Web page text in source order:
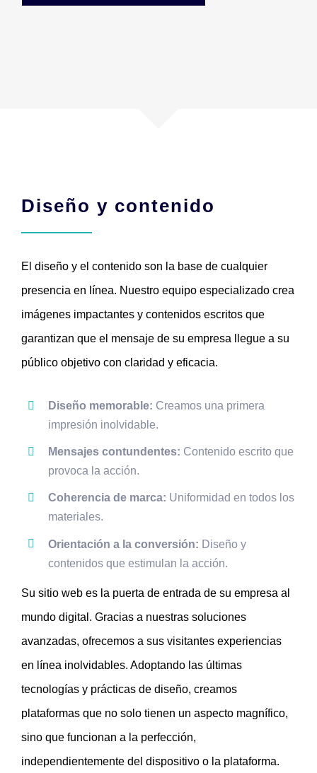
Diseño y contenido
El diseño y el contenido son la base de cualquier
presencia en línea. Nuestro equipo especializado crea
imágenes impactantes y contenidos escritos que
garantizan que el mensaje de su empresa llegue a su
público objetivo con claridad y eficacia.
Diseño memorable: Creamos una primera
impresión inolvidable.
Mensajes contundentes: Contenido escrito que
provoca la acción.
Coherencia de marca: Uniformidad en todos los
materiales.
Orientación a la conversión: Diseño y
contenidos que estimulan la acción.
Su sitio web es la puerta de entrada de su empresa al
mundo digital. Gracias a nuestras soluciones
avanzadas, ofrecemos a sus visitantes experiencias
en línea inolvidables. Adoptando las últimas
tecnologías y prácticas de diseño, creamos
plataformas que no solo tienen un aspecto magnífico,
sino que funcionan a la perfección,
independientemente del dispositivo o la plataforma.